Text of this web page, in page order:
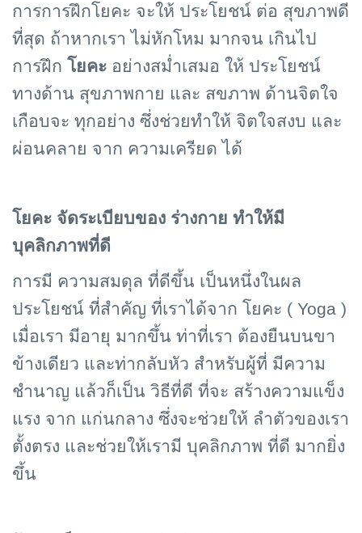
การการฝึกโยคะ จะให้ ประโยชน์ ต่อ สุขภาพดี
ที่สุด ถ้าหากเรา ไม่หักโหม มากจน เกินไป
การฝึก โยคะ อย่างสม่ำเสมอ ให้ ประโยชน์
ทางด้าน สุขภาพกาย และ สขภาพ ด้านจิตใจ
เกือบจะ ทุกอย่าง ซึ่งช่วยทำให้ จิตใจสงบ และ
ผ่อนคลาย จาก ความเครียด ได้
โยคะ จัดระเบียบของ ร่างกาย ทำให้มี
บุคลิกภาพที่ดี
การมี ความสมดุล ที่ดีขึ้น เป็นหนึ่งในผล
ประโยชน์ ที่สำคัญ ที่เราได้จาก โยคะ ( Yoga )
เมื่อเรา มีอายุ มากขึ้น ท่าที่เรา ต้องยืนบนขา
ข้างเดียว และท่ากลับหัว สำหรับผู้ที่ มีความ
ชำนาญ แล้วก็เป็น วิธีที่ดี ที่จะ สร้างความแข็ง
แรง จาก แก่นกลาง ซึ่งจะช่วยให้ ลำตัวของเรา
ตั้งตรง และช่วยให้เรามี บุคลิกภาพ ที่ดี มากยิ่ง
ขึ้น